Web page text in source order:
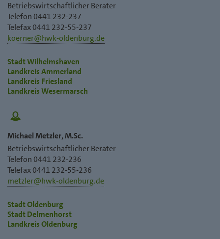
Betriebswirtschaftlicher Berater
Telefon 0441 232-237
Telefax 0441 232-55-237
koerner@hwk-oldenburg.de
Stadt Wilhelmshaven
Landkreis Ammerland
Landkreis Friesland
Landkreis Wesermarsch
Michael Metzler, M.Sc.
Betriebswirtschaftlicher Berater
Telefon 0441 232-236
Telefax 0441 232-55-236
metzler@hwk-oldenburg.de
Stadt Oldenburg
Stadt Delmenhorst
Landkreis Oldenburg